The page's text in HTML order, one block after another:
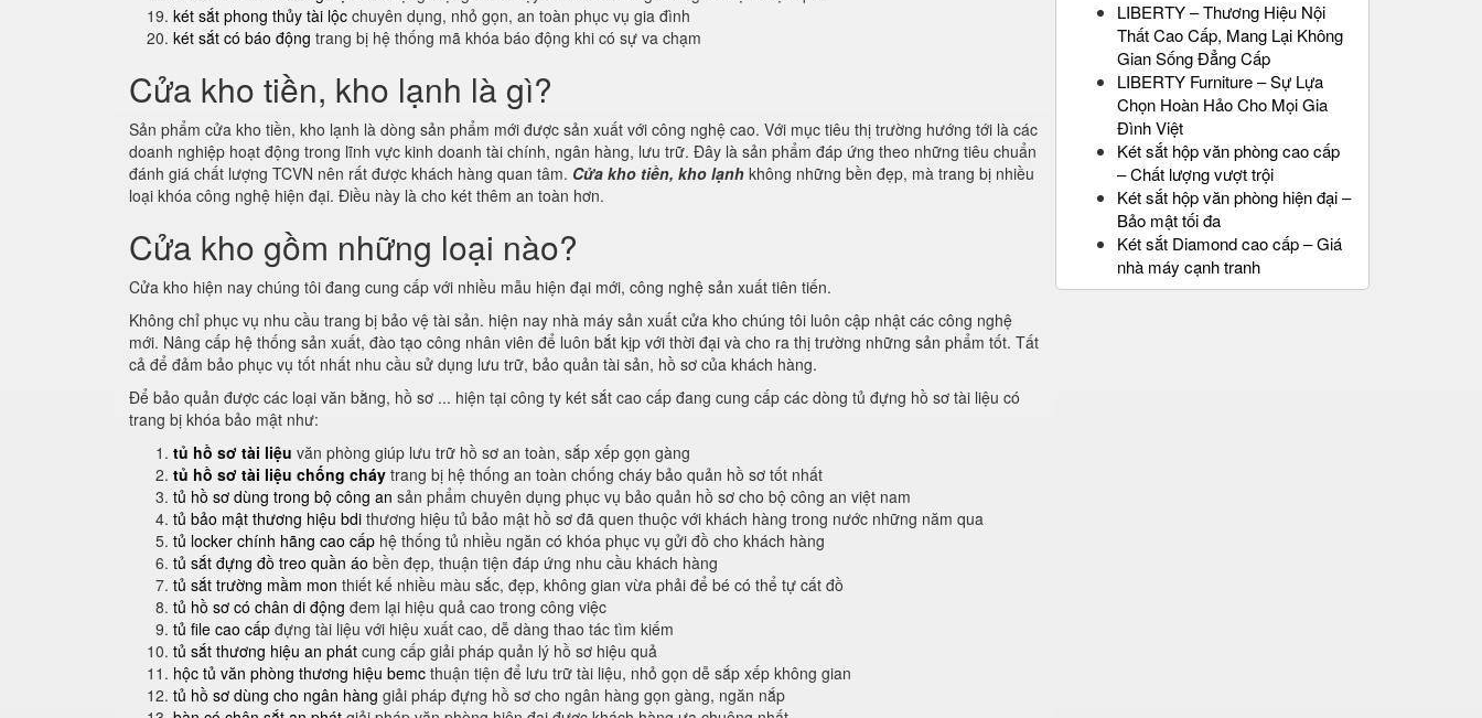
két sắt phong thủy tài lộc chuyên dụng, nhỏ gọn, an toàn phục vụ gia đình
két sắt có báo động trang bị hệ thống mã khóa báo động khi có sự va chạm
Cửa kho tiền, kho lạnh là gì?
Sản phẩm cửa kho tiền, kho lạnh là dòng sản phẩm mới được sản xuất với công nghệ cao. Với mục tiêu thị trường hướng tới là các
doanh nghiệp hoạt động trong lĩnh vực kinh doanh tài chính, ngân hàng, lưu trữ. Đây là sản phẩm đáp ứng theo những tiêu chuẩn
đánh giá chất lượng TCVN nên rất được khách hàng quan tâm. Cửa kho tiền, kho lạnh không những bền đẹp, mà trang bị nhiều
loại khóa công nghệ hiện đại. Điều này là cho két thêm an toàn hơn.
Cửa kho gồm những loại nào?
Cửa kho hiện nay chúng tôi đang cung cấp với nhiều mẫu hiện đại mới, công nghệ sản xuất tiên tiến.
Không chỉ phục vụ nhu cầu trang bị bảo vệ tài sản. hiện nay nhà máy sản xuất cửa kho chúng tôi luôn cập nhật các công nghệ
mới. Nâng cấp hệ thống sản xuất, đào tạo công nhân viên để luôn bắt kịp với thời đại và cho ra thị trường những sản phẩm tốt. Tất
cả để đảm bảo phục vụ tốt nhất nhu cầu sử dụng lưu trữ, bảo quản tài sản, hồ sơ của khách hàng.
Để bảo quản được các loại văn bằng, hồ sơ ... hiện tại công ty két sắt cao cấp đang cung cấp các dòng tủ đựng hồ sơ tài liệu có
trang bị khóa bảo mật như:
tủ hồ sơ tài liệu văn phòng giúp lưu trữ hồ sơ an toàn, sắp xếp gọn gàng
tủ hồ sơ tài liệu chống cháy trang bị hệ thống an toàn chống cháy bảo quản hồ sơ tốt nhất
tủ hồ sơ dùng trong bộ công an sản phẩm chuyên dụng phục vụ bảo quản hồ sơ cho bộ công an việt nam
tủ bảo mật thương hiệu bdi thương hiệu tủ bảo mật hồ sơ đã quen thuộc với khách hàng trong nước những năm qua
tủ locker chính hãng cao cấp hệ thống tủ nhiều ngăn có khóa phục vụ gửi đồ cho khách hàng
tủ sắt đựng đồ treo quần áo bền đẹp, thuận tiện đáp ứng nhu cầu khách hàng
tủ sắt trường mầm mon thiết kế nhiều màu sắc, đẹp, không gian vừa phải để bé có thể tự cất đồ
tủ hồ sơ có chân di động đem lại hiệu quả cao trong công việc
tủ file cao cấp đựng tài liệu với hiệu xuất cao, dễ dàng thao tác tìm kiếm
tủ sắt thương hiệu an phát cung cấp giải pháp quản lý hồ sơ hiệu quả
hộc tủ văn phòng thương hiệu bemc thuận tiện để lưu trữ tài liệu, nhỏ gọn dễ sắp xếp không gian
tủ hồ sơ dùng cho ngân hàng giải pháp đựng hồ sơ cho ngân hàng gọn gàng, ngăn nắp
LIBERTY – Thương Hiệu Nội
Thất Cao Cấp, Mang Lại Không
Gian Sống Đẳng Cấp
LIBERTY Furniture – Sự Lựa
Chọn Hoàn Hảo Cho Mọi Gia
Đình Việt
Két sắt hộp văn phòng cao cấp
– Chất lượng vượt trội
Két sắt hộp văn phòng hiện đại –
Bảo mật tối đa
Két sắt Diamond cao cấp – Giá
nhà máy cạnh tranh